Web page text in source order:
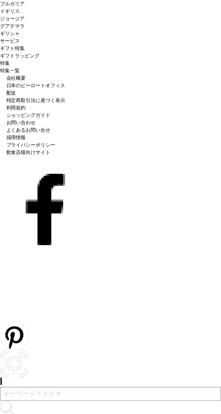
ブルガリア
イギリス
ジョージア
グアテマラ
ギリシャ
サービス
ギフト特集
ギフトラッピング
特集
特集一覧
会社概要
日本のピーロートオフィス
配送
特定商取引法に基づく表示
利用規約
ショッピングガイド
お問い合わせ
よくあるお問い合せ
採用情報
プライバシーポリシー
飲食店様向けサイト